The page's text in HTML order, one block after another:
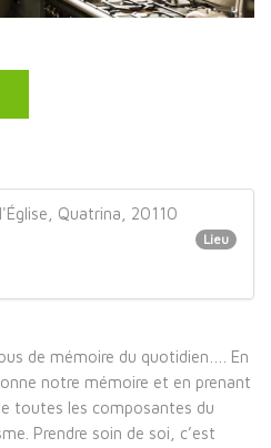
Quatrina, 20110
Lieu
de mémoire du quotidien…. En
notre mémoire et en prenant
toutes les composantes du
Prendre soin de soi, c’est